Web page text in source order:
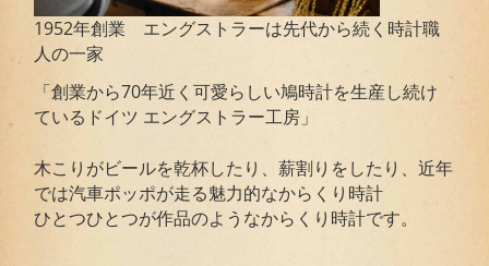
1952年創業 エングストラーは先代から続く時計職
人の一家
「創業から70年近く可愛らしい鳩時計を生産し続け
ているドイツ エングストラー工房」
木こりがビールを乾杯したり、薪割りをしたり、近年
では汽車ポッポが走る魅力的なからくり時計
ひとつひとつが作品のようなからくり時計です。